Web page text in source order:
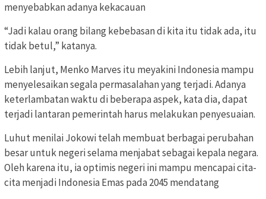
menyebabkan adanya kekacauan
“Jadi kalau orang bilang kebebasan di kita itu tidak ada, itu
tidak betul,” katanya.
Lebih lanjut, Menko Marves itu meyakini Indonesia mampu
menyelesaikan segala permasalahan yang terjadi. Adanya
keterlambatan waktu di beberapa aspek, kata dia, dapat
terjadi lantaran pemerintah harus melakukan penyesuaian.
Luhut menilai Jokowi telah membuat berbagai perubahan
besar untuk negeri selama menjabat sebagai kepala negara.
Oleh karena itu, ia optimis negeri ini mampu mencapai cita-
cita menjadi Indonesia Emas pada 2045 mendatang